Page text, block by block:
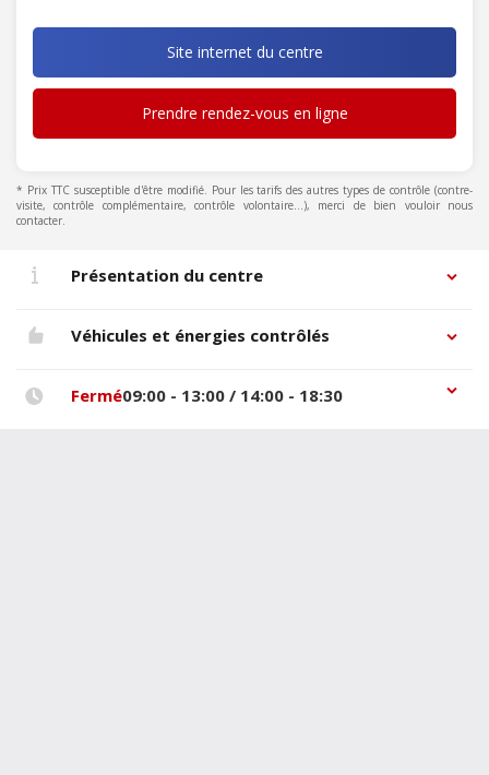
Site internet du centre
Prendre rendez-vous en ligne
* Prix TTC susceptible d'être modifié. Pour les tarifs des autres types de contrôle (contre-
visite, contrôle complémentaire, contrôle volontaire...), merci de bien vouloir nous
contacter.
Présentation du centre
Véhicules et énergies contrôlés
Fermé09:00 - 13:00 / 14:00 - 18:30